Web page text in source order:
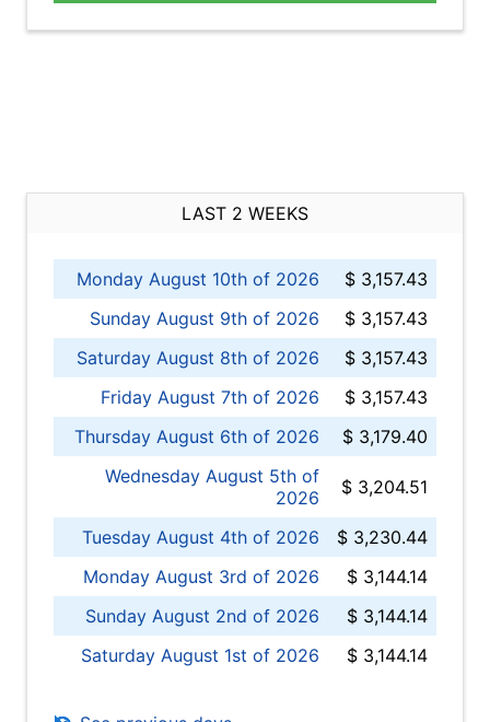
LAST 2 WEEKS
Monday August 10th of 2026
$ 3,157.43
Sunday August 9th of 2026
$ 3,157.43
Saturday August 8th of 2026
$ 3,157.43
Friday August 7th of 2026
$ 3,157.43
Thursday August 6th of 2026
$ 3,179.40
Wednesday August 5th of
2026
$ 3,204.51
Tuesday August 4th of 2026
$ 3,230.44
Monday August 3rd of 2026
$ 3,144.14
Sunday August 2nd of 2026
$ 3,144.14
Saturday August 1st of 2026
$ 3,144.14